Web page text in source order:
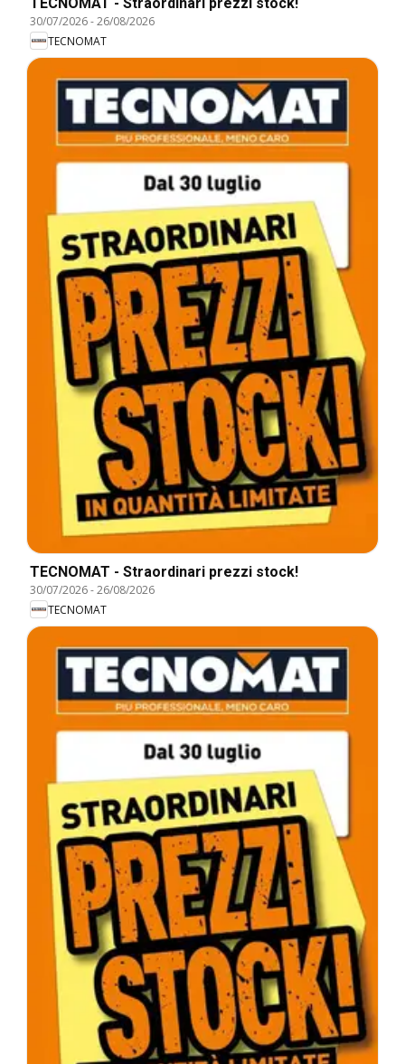
30/07/2026-26/08/2026
TECNOMAT
TECNOMAT - Straordinari prezzi stock!
30/07/2026-26/08/2026
TECNOMAT